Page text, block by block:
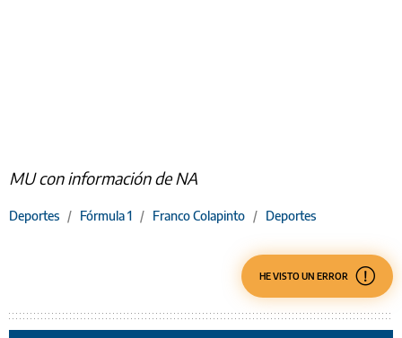
MU con información de NA
Deportes / Fórmula 1 / Franco Colapinto / Deportes
HE VISTO UN ERROR